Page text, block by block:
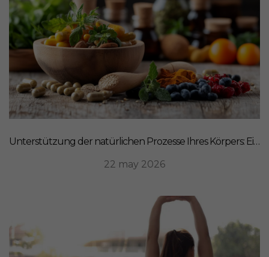
Unterstützung der natürlichen Prozesse Ihres Körpers: Ein ganzheitlicher Ansatz für Ernährung
22 may 2026